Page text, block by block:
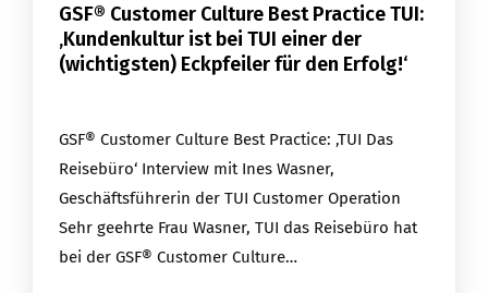
GSF® Customer Culture Best Practice TUI:
‚Kundenkultur ist bei TUI einer der
(wichtigsten) Eckpfeiler für den Erfolg!‘
GSF® Customer Culture Best Practice: ‚TUI Das
Reisebüro‘ Interview mit Ines Wasner,
Geschäftsführerin der TUI Customer Operation
Sehr geehrte Frau Wasner, TUI das Reisebüro hat
bei der GSF® Customer Culture…